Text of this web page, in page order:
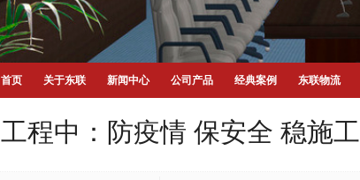
首页 关于东联 新闻中心 公司产品 经典案例 东联物流
工程中：防疫情 保安全 稳施工